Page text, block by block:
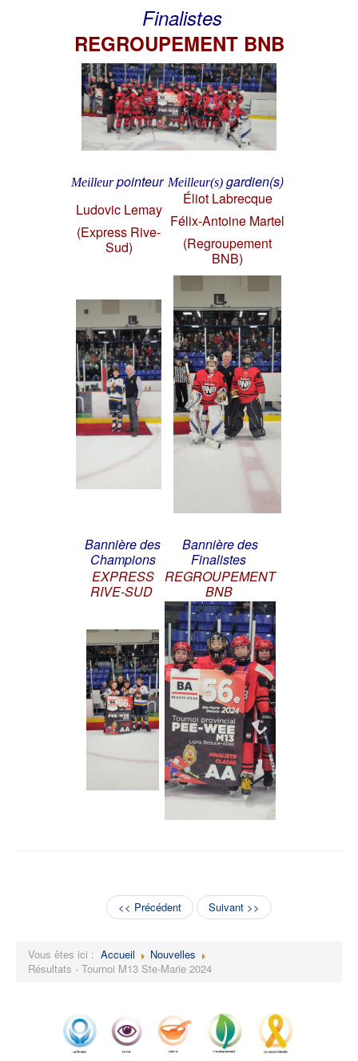
Finalistes
REGROUPEMENT BNB
Meilleurpointeur Meilleur(s) gardien(s)
Ludovic Lemay
(Express Rive-
Sud)
Éliot Labrecque
Félix-Antoine Martel
(Regroupement
BNB)
Bannière des
Champions
Bannière des
Finalistes
EXPRESS
RIVE-SUD
REGROUPEMENT
BNB
<< Précédent Suivant >>
Vous êtes ici : Accueil
Nouvelles
Résultats - Tournoi M13 Ste-Marie 2024